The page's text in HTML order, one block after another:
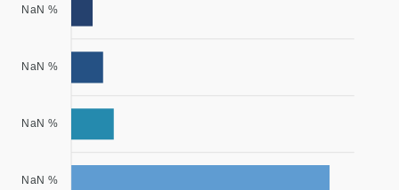
NaN %
NaN %
NaN %
NaN %